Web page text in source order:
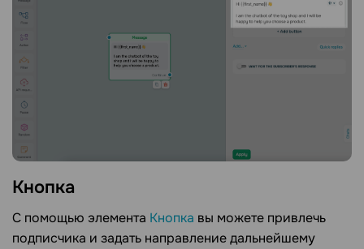
Кнопка
С помощью элемента Кнопка вы можете привлечь
подписчика и задать направление дальнейшему